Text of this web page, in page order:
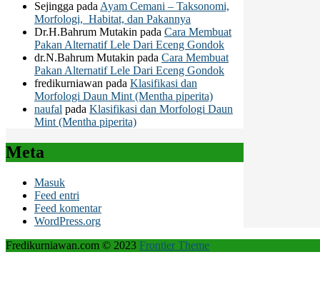
Sejingga pada Ayam Cemani – Taksonomi,
Morfologi, Habitat, dan Pakannya
Dr.H.Bahrum Mutakin pada Cara Membuat
Pakan Alternatif Lele Dari Eceng Gondok
dr.N.Bahrum Mutakin pada Cara Membuat
Pakan Alternatif Lele Dari Eceng Gondok
fredikurniawan pada Klasifikasi dan
Morfologi Daun Mint (Mentha piperita)
naufal pada Klasifikasi dan Morfologi Daun
Mint (Mentha piperita)
Meta
Masuk
Feed entri
Feed komentar
WordPress.org
Fredikurniawan.com © 2023 Frontier Theme